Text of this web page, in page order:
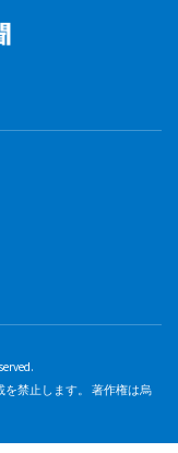
禁止します。 著作権は烏